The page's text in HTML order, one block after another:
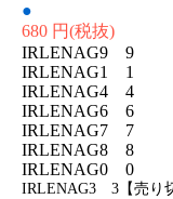
●
680 円(税抜)
IRLENAG9 9
IRLENAG1 1
IRLENAG4 4
IRLENAG6 6
IRLENAG7 7
IRLENAG8 8
IRLENAG0 0
IRLENAG3 3【売り